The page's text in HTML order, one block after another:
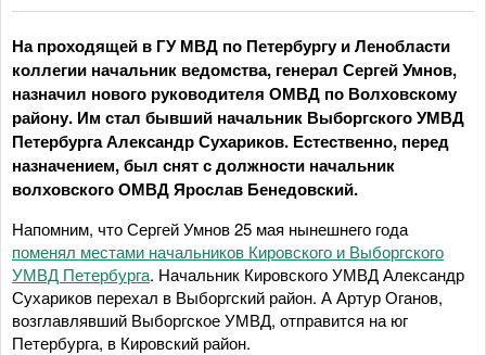
На проходящей в ГУ МВД по Петербургу и Ленобласти
коллегии начальник ведомства, генерал Сергей Умнов,
назначил нового руководителя ОМВД по Волховскому
району. Им стал бывший начальник Выборгского УМВД
Петербурга Александр Сухариков. Естественно, перед
назначением, был снят с должности начальник
волховского ОМВД Ярослав Бенедовский.
Напомним, что Сергей Умнов 25 мая нынешнего года
поменял местами начальников Кировского и Выборгского
УМВД Петербурга. Начальник Кировского УМВД Александр
Сухариков перехал в Выборгский район. А Артур Оганов,
возглавлявший Выборгское УМВД, отправится на юг
Петербурга, в Кировский район.